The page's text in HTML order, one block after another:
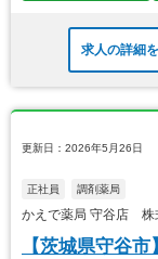
求人の詳細
更新日：2026年5月26日
正社員 調剤薬局
かえで薬局 守谷店 株
【茨城県守谷